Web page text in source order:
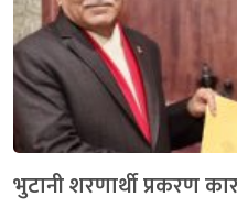
भुटानी शरणार्थी प्रकरण